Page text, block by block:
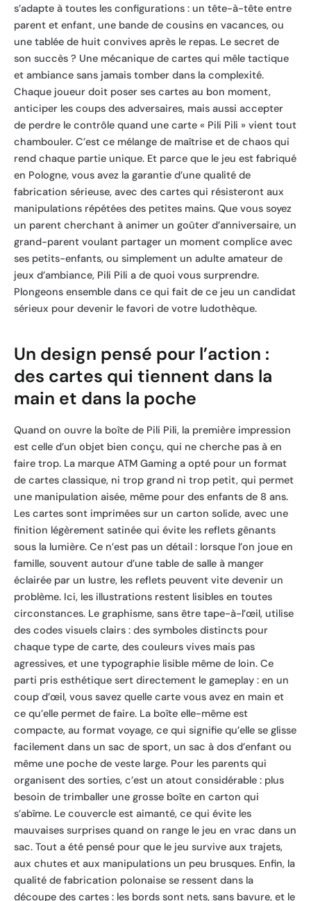
s’adapte à toutes les configurations : un tête-à-tête entre
parent et enfant, une bande de cousins en vacances, ou
une tablée de huit convives après le repas. Le secret de
son succès ? Une mécanique de cartes qui mêle tactique
et ambiance sans jamais tomber dans la complexité.
Chaque joueur doit poser ses cartes au bon moment,
anticiper les coups des adversaires, mais aussi accepter
de perdre le contrôle quand une carte « Pili Pili » vient tout
chambouler. C’est ce mélange de maîtrise et de chaos qui
rend chaque partie unique. Et parce que le jeu est fabriqué
en Pologne, vous avez la garantie d’une qualité de
fabrication sérieuse, avec des cartes qui résisteront aux
manipulations répétées des petites mains. Que vous soyez
un parent cherchant à animer un goûter d’anniversaire, un
grand-parent voulant partager un moment complice avec
ses petits-enfants, ou simplement un adulte amateur de
jeux d’ambiance, Pili Pili a de quoi vous surprendre.
Plongeons ensemble dans ce qui fait de ce jeu un candidat
sérieux pour devenir le favori de votre ludothèque.
Un design pensé pour l’action :
des cartes qui tiennent dans la
main et dans la poche
Quand on ouvre la boîte de Pili Pili, la première impression
est celle d’un objet bien conçu, qui ne cherche pas à en
faire trop. La marque ATM Gaming a opté pour un format
de cartes classique, ni trop grand ni trop petit, qui permet
une manipulation aisée, même pour des enfants de 8 ans.
Les cartes sont imprimées sur un carton solide, avec une
finition légèrement satinée qui évite les reflets gênants
sous la lumière. Ce n’est pas un détail : lorsque l’on joue en
famille, souvent autour d’une table de salle à manger
éclairée par un lustre, les reflets peuvent vite devenir un
problème. Ici, les illustrations restent lisibles en toutes
circonstances. Le graphisme, sans être tape-à-l’œil, utilise
des codes visuels clairs : des symboles distincts pour
chaque type de carte, des couleurs vives mais pas
agressives, et une typographie lisible même de loin. Ce
parti pris esthétique sert directement le gameplay : en un
coup d’œil, vous savez quelle carte vous avez en main et
ce qu’elle permet de faire. La boîte elle-même est
compacte, au format voyage, ce qui signifie qu’elle se glisse
facilement dans un sac de sport, un sac à dos d’enfant ou
même une poche de veste large. Pour les parents qui
organisent des sorties, c’est un atout considérable : plus
besoin de trimballer une grosse boîte en carton qui
s’abîme. Le couvercle est aimanté, ce qui évite les
mauvaises surprises quand on range le jeu en vrac dans un
sac. Tout a été pensé pour que le jeu survive aux trajets,
aux chutes et aux manipulations un peu brusques. Enfin, la
qualité de fabrication polonaise se ressent dans la
découpe des cartes : les bords sont nets, sans bavure, et le